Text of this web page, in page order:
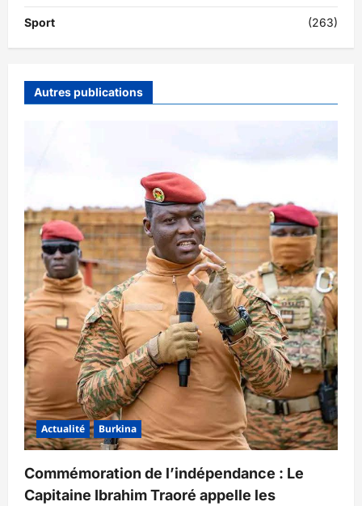
Sport (263)
Autres publications
Actualité Burkina
Commémoration de l’indépendance : Le
Capitaine Ibrahim Traoré appelle les